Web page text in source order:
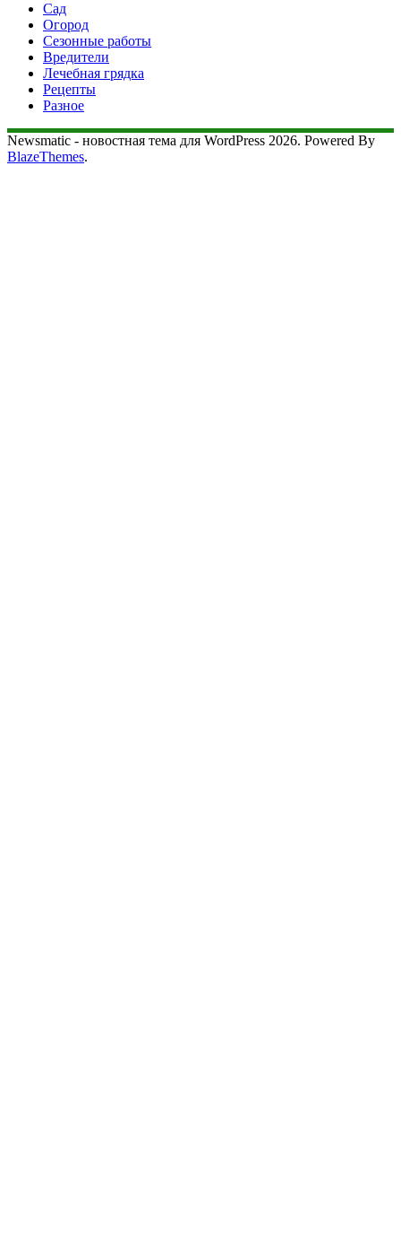
Сад
Огород
Сезонные работы
Вредители
Лечебная грядка
Рецепты
Разное
Newsmatic - новостная тема для WordPress 2026. Powered By
BlazeThemes.